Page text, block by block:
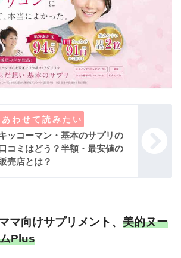
ッコーマン・基本のサプリの
コミはどう？半額・最安値の
販売店とは？
マ向けサプリメント、 美的ヌー
Plus